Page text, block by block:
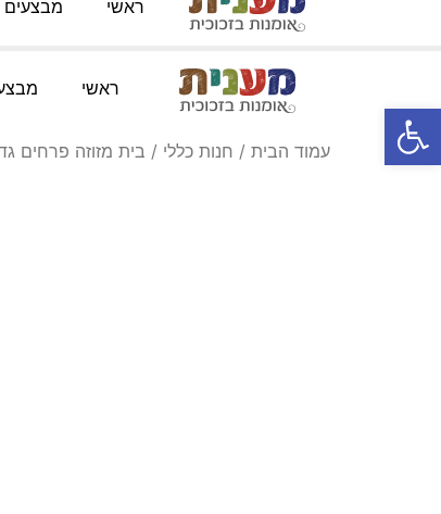
טלפון: 052-3767091
ראשי מבצעים
ראשי
עמוד הבית / חנות כללי / בית מזוזה פרחים
פתח סרגל נגישות